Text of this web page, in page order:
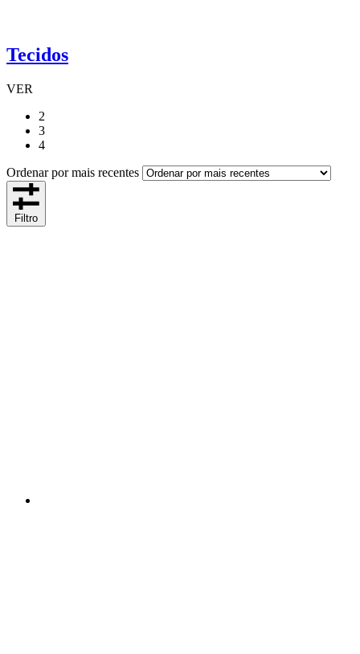
Tecidos
VER
2
3
4
Ordenar por mais recentes
Filtro